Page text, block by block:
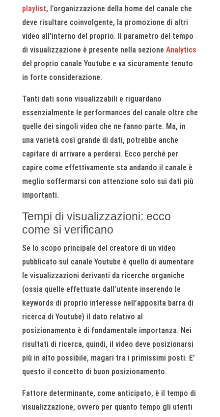
playlist, l’organizzazione della home del canale che
deve risultare coinvolgente, la promozione di altri
video all’interno del proprio. Il parametro del tempo
di visualizzazione è presente nella sezione Analytics
del proprio canale Youtube e va sicuramente tenuto
in forte considerazione.
Tanti dati sono visualizzabili e riguardano
essenzialmente le performances del canale oltre che
quelle dei singoli video che ne fanno parte. Ma, in
una varietà così grande di dati, potrebbe anche
capitare di arrivare a perdersi. Ecco perché per
capire come effettivamente sta andando il canale è
meglio soffermarsi con attenzione solo sui dati più
importanti.
Tempi di visualizzazioni: ecco
come si verificano
Se lo scopo principale del creatore di un video
pubblicato sul canale Youtube è quello di aumentare
le visualizzazioni derivanti da ricerche organiche
(ossia quelle effettuate dall’utente inserendo le
keywords di proprio interesse nell’apposita barra di
ricerca di Youtube) il dato relativo al
posizionamento è di fondamentale importanza. Nei
risultati di ricerca, quindi, il video deve posizionarsi
più in alto possibile, magari tra i primissimi posti. E’
questo il concetto di buon posizionamento.
Fattore determinante, come anticipato, è il tempo di
visualizzazione, ovvero per quanto tempo gli utenti